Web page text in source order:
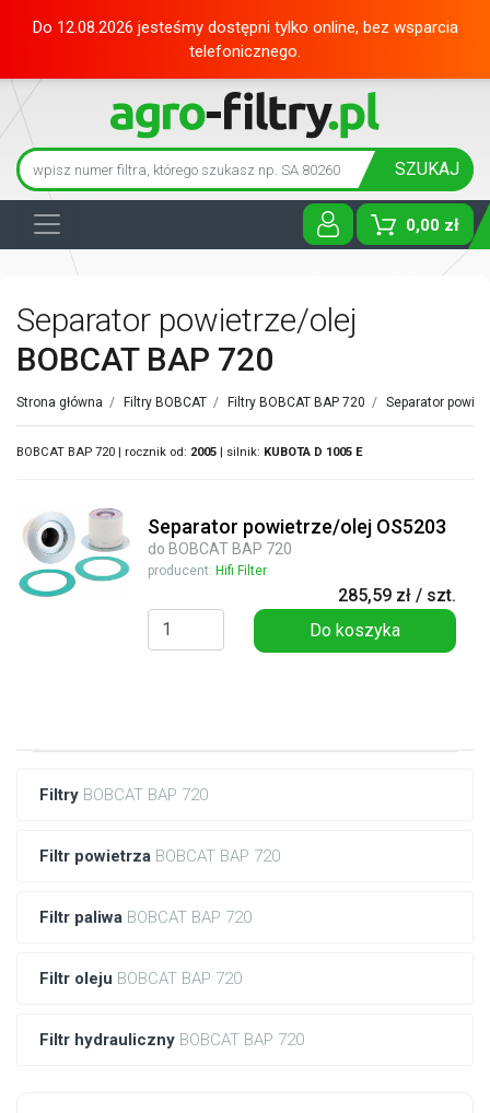
Do 12.08.2026 jesteśmy dostępni tylko online, bez wsparcia
telefonicznego.
SZUKAJ
0,00 zł
Toggle
Filtry BOBCAT BAP 720
Filtr powietrza BOBCAT BAP 720
Filtr paliwa BOBCAT BAP 720
Filtr oleju BOBCAT BAP 720
Filtr hydrauliczny BOBCAT BAP 720
Separator powietrze/olej
BOBCAT BAP 720
Strona główna / Filtry BOBCAT / Filtry BOBCAT BAP 720 / Separator
BOBCAT BAP 720 | rocznik od: 2005 | silnik: KUBOTA D 1005 E
Separator powietrze/olej OS5203
do BOBCAT BAP 720
producent: Hifi Filter
285,59 zł / szt.
Do koszyka